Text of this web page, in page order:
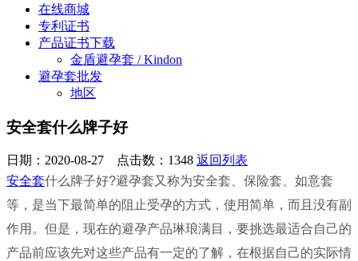
在线商城
专利证书
产品证书下载
金盾避孕套 / Kindon
避孕套批发
地区
安全套什么牌子好
日期：2020-08-27 点击数： 1348 返回列表
安全套什么牌子好?避孕套又称为安全套、保险套、如意套
等，是当下最简单的阻止受孕的方式，使用简单，而且没有副
作用。但是，现在的避孕产品琳琅满目，要挑选最适合自己的
产品前应该先对这些产品有一定的了解，在根据自己的实际情